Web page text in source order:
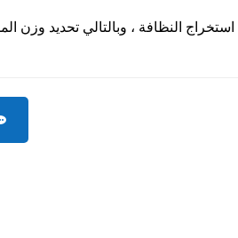
استخراج النظافة ، وبالتالي تحديد وزن